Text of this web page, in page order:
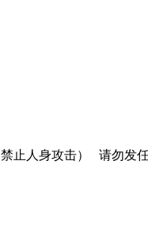
止人身攻击） 请勿发